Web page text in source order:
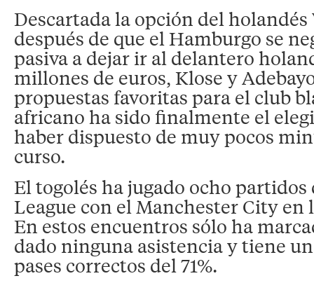
Descartada la opción del
después de que el Hamburgo se
pasiva a dejar ir al delantero
millones de euros, Klose y
propuestas favoritas para el club
africano ha sido finalmente el
haber dispuesto de muy pocos
curso.
El togolés ha jugado ocho partidos
League con el Manchester City en
En estos encuentros sólo ha
dado ninguna asistencia y tiene
pases correctos del 71%.